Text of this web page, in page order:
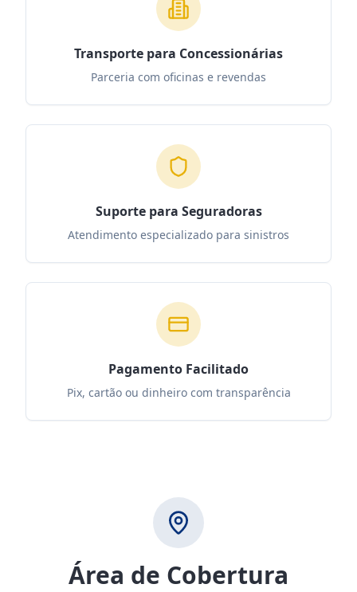
Transporte para Concessionárias
Parceria com oficinas e revendas
Suporte para Seguradoras
Atendimento especializado para sinistros
Pagamento Facilitado
Pix, cartão ou dinheiro com transparência
Área de Cobertura